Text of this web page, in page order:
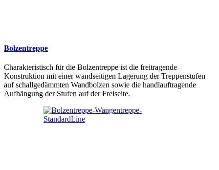
Bolzentreppe
Charakteristisch für die Bolzentreppe ist die freitragende
Konstruktion mit einer wandseitigen Lagerung der Treppenstufen
auf schallgedämmten Wandbolzen sowie die handlauftragende
Aufhängung der Stufen auf der Freiseite.